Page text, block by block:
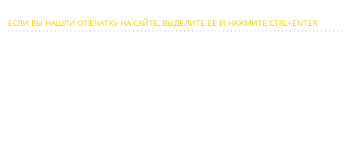
ЕСЛИ ВЫ НАШЛИ ОПЕЧАТКУ НА САЙТЕ, ВЫДЕЛИТЕ ЕЕ И НАЖМИТЕ CTRL+ENTER